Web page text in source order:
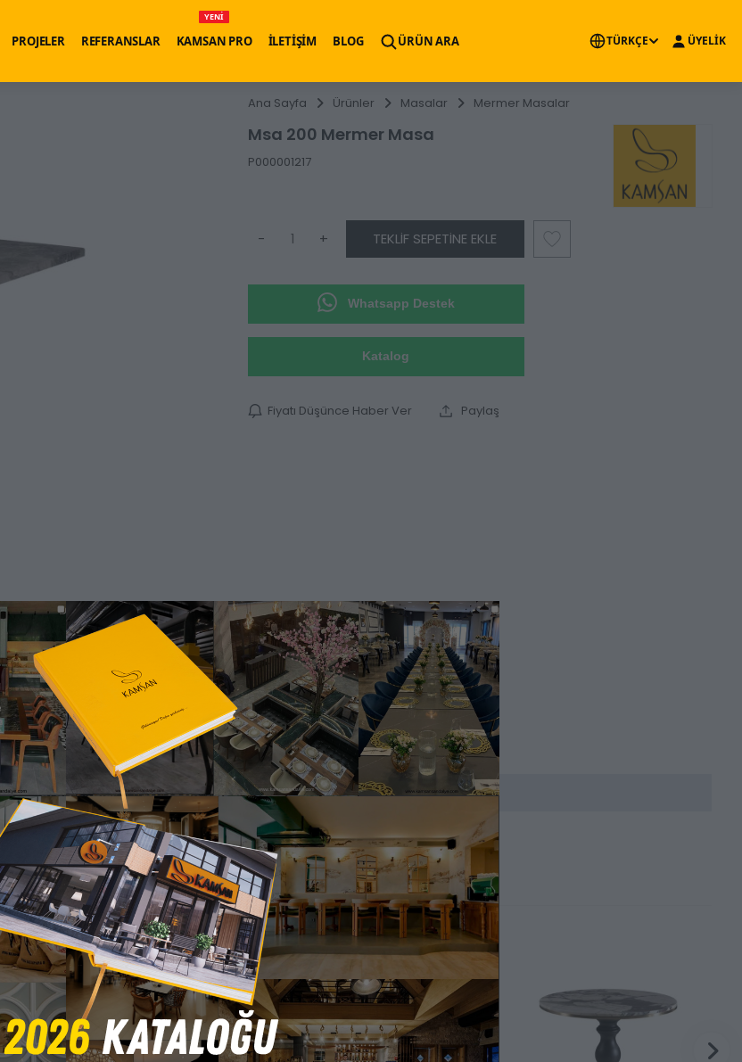
PROJELER REFERANSLAR
YENİ
KAMSAN PRO İLETİŞİM BLOG ÜRÜN ARA TÜRKÇE ÜYELİK
Ana Sayfa Ürünler Masalar Mermer Masalar
Msa 200 Mermer Masa
P000001217
- + TEKLIF SEPETINE EKLE
Whatsapp Destek
Katalog
Fiyatı Düşünce Haber Ver Paylaş
Ürün Bilgisi Katalog
×